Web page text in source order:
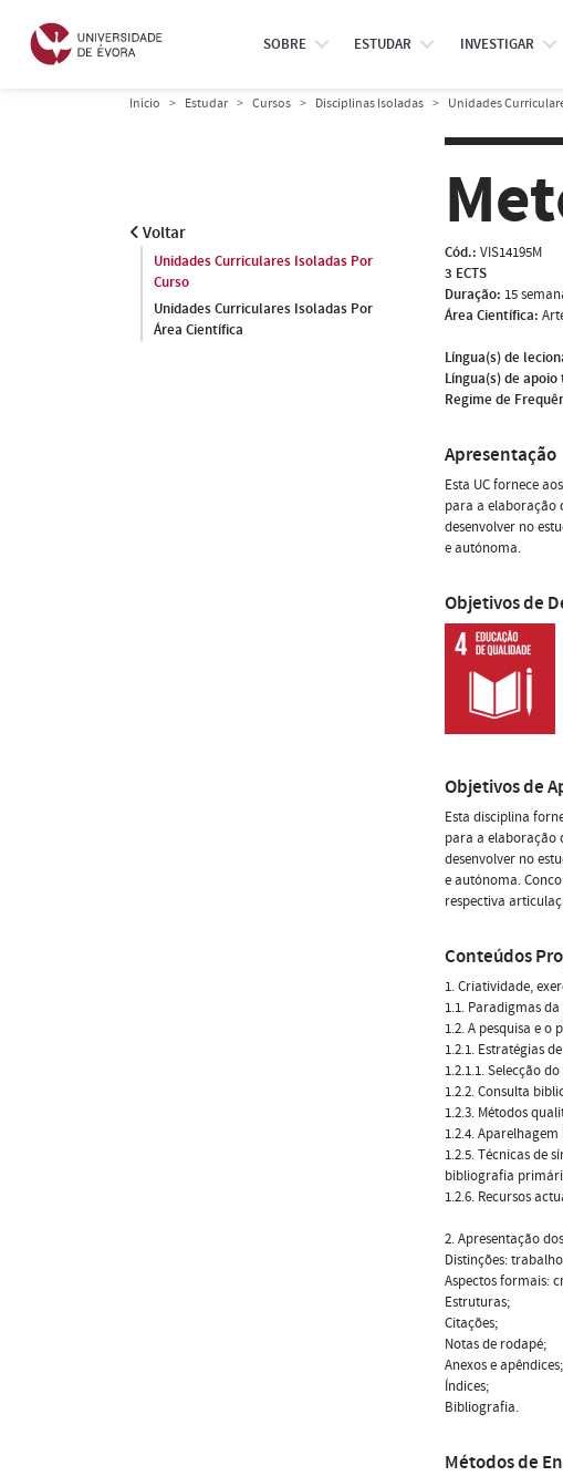
SOBRE ESTUDAR INVESTIGAR
Início Estudar Cursos Disciplinas Isoladas Unidades
Voltar
Unidades Curriculares Isoladas Por
Curso
Unidades Curriculares Isoladas Por
Área Científica
Cód.: VIS14195M
3 ECTS
Duração: 15
Área Científica:
Língua(s) de
Língua(s) de
Regime de
Apresentação
Esta UC fornece
para a elaboração
desenvolver no
e autónoma.
Objetivos de
Objetivos de
Esta disciplina
para a elaboração
desenvolver no
e autónoma.
respectiva
Conteúdos
1. Criatividade,
1.1. Paradigmas
1.2. A pesquisa e
1.2.1. Estratégias
1.2.1.1. Selecção
1.2.2. Consulta
1.2.3. Métodos
1.2.4.
1.2.5. Técnicas de
bibliografia
1.2.6. Recursos
2. Apresentação
Distinções:
Aspectos formais:
Estruturas;
Citações;
Notas de rodapé;
Anexos e apêndices;
Índices;
Bibliografia.
Métodos de